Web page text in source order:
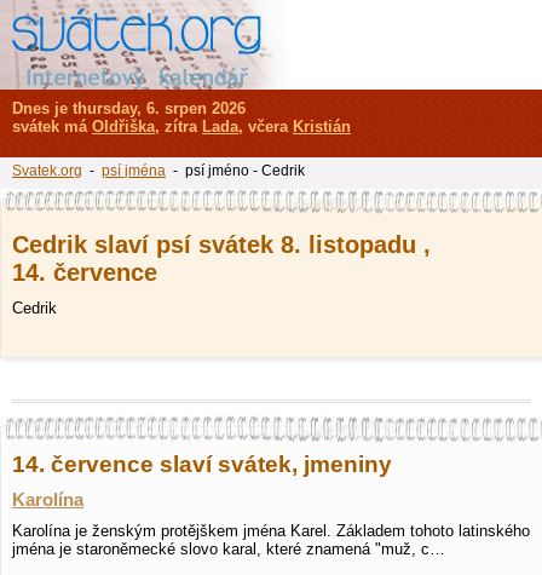
Cedrik slaví psí svátek 8. listopadu ,
14. července
Cedrik
14. července slaví svátek, jmeniny
Karolína
Karolína je ženským protějškem jména Karel. Základem tohoto latinského
jména je staroněmecké slovo karal, které znamená "muž, c…
Dnes je thursday, 6. srpen 2026
svátek má Oldřiška, zítra Lada, včera Kristián
Svatek.org - psí jména - psí jméno - Cedrik